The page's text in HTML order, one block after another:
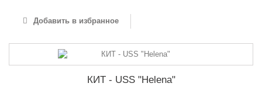
Добавить в избранное
КИТ - USS "Helena"